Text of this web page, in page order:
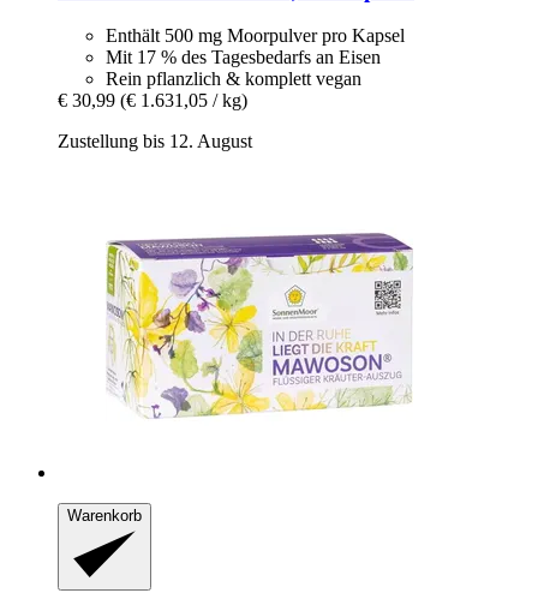
Enthält 500 mg Moorpulver pro Kapsel
Mit 17 % des Tagesbedarfs an Eisen
Rein pflanzlich & komplett vegan
€ 30,99 (€ 1.631,05 / kg)
Zustellung bis 12. August
Warenkorb